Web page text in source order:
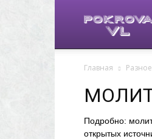
Главная Разное
Подробно:
открытых